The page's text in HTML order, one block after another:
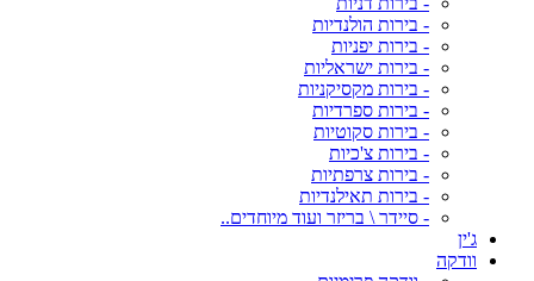
- בירות הולנדיות
- בירות יפניות
- בירות ישראליות
- בירות מקסיקניות
- בירות ספרדיות
- בירות סקוטיות
- בירות צ'כיות
- בירות צרפתיות
- בירות תאילנדיות
- סיידר \ בריזר ועוד מיוחדים..
ג'ין
וודקה